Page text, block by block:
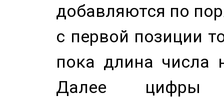
добавляются по
с первой позиции
пока длина числа
Далее цифры